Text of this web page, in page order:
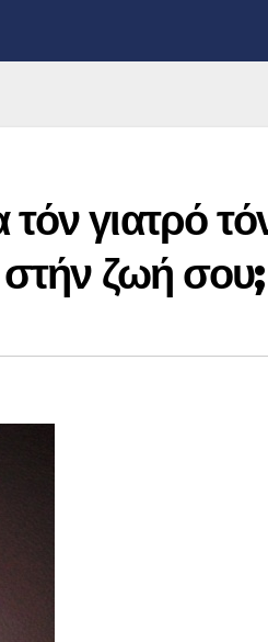
γιατρό
στήν ζωή σου;